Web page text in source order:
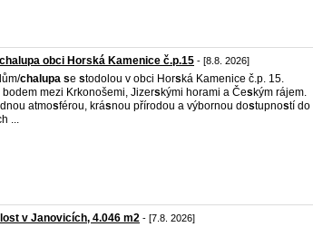
obci Horská Kamenice č.p.15 - [8.8. 2026]
chalupa se stodolou v obci Horská Kamenice č.p. 15.
bodem mezi Krkonošemi, Jizerskými horami a Českým rájem.
atmosférou, krásnou přírodou a výbornou dostupností do
...
v Janovicích, 4.046 m2 - [7.8. 2026]